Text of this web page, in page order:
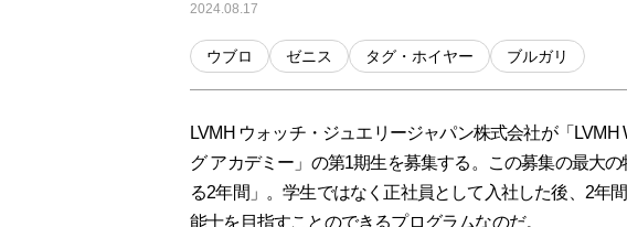
2024.08.17
ウブロ ゼニス タグ・ホイヤー ブルガリ
LVMH ウォッチ・ジュエリージャパン株式会社が「LVMH
グ アカデミー」の第1期生を募集する。この募集の最大
る2年間」。学生ではなく正社員として入社した後、2年
能士を目指すことのできるプログラムなのだ。